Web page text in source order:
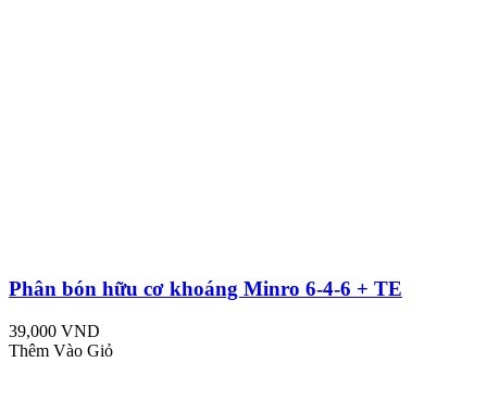
Phân bón hữu cơ khoáng Minro 6-4-6 + TE
39,000 VND
Thêm Vào Giỏ